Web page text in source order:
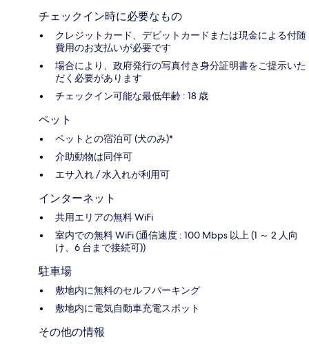
チェックイン時に必要なもの
クレジットカード、デビットカードまたは現金による付随
費用のお支払いが必要です
場合により、政府発行の写真付き身分証明書をご提示いた
だく必要があります
チェックイン可能な最低年齢 : 18 歳
ペット
ペットとの宿泊可 (犬のみ)*
介助動物は同伴可
エサ入れ / 水入れが利用可
インターネット
共用エリアの無料 WiFi
室内での無料 WiFi (通信速度 : 100 Mbps 以上 (1 ～ 2 人向
け、6 台まで接続可))
駐車場
敷地内に無料のセルフパーキング
敷地内に電気自動車充電スポット
その他の情報